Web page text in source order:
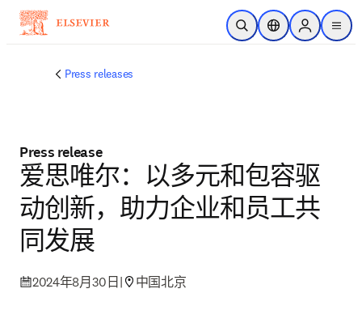
跳转到主内容
开放搜索位置选择器Sign in to
menu
Press releases
Press release
爱思唯尔：以多元和包容驱
动创新，助力企业和员工共
同发展
2024年8月30日 | 中国北京